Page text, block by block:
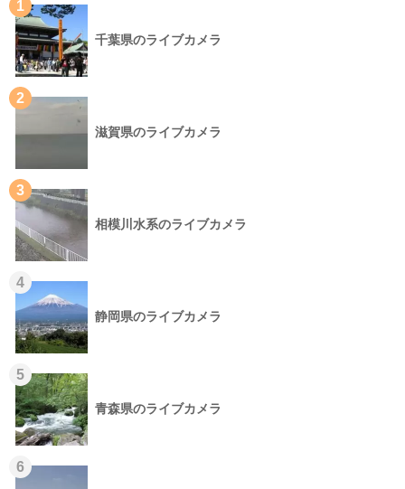
1
千葉県のライブカメラ
2
滋賀県のライブカメラ
3
相模川水系のライブカメラ
4
静岡県のライブカメラ
5
青森県のライブカメラ
6